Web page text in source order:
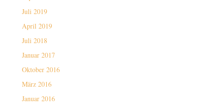
Juli 2019
April 2019
Juli 2018
Januar 2017
Oktober 2016
März 2016
Januar 2016